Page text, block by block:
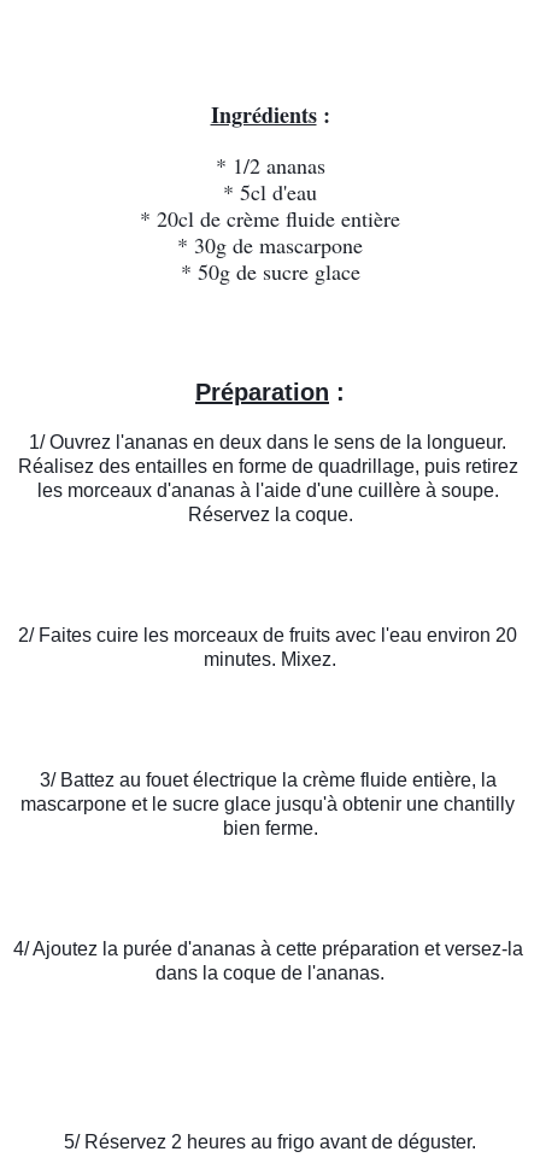
Ingrédients :
* 1/2 ananas
* 5cl d'eau
* 20cl de crème fluide entière
* 30g de mascarpone
* 50g de sucre glace
Préparation :
1/ Ouvrez l'ananas en deux dans le sens de la longueur.
Réalisez des entailles en forme de quadrillage, puis retirez
les morceaux d'ananas à l'aide d'une cuillère à soupe.
Réservez la coque.
2/ Faites cuire les morceaux de fruits avec l'eau environ 20
minutes. Mixez.
3/ Battez au fouet électrique la crème fluide entière, la
mascarpone et le sucre glace jusqu'à obtenir une chantilly
bien ferme.
4/ Ajoutez la purée d'ananas à cette préparation et versez-la
dans la coque de l'ananas.
5/ Réservez 2 heures au frigo avant de déguster.